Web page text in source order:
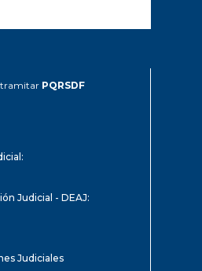
PQRSDF
Judicial - DEAJ:
Judiciales